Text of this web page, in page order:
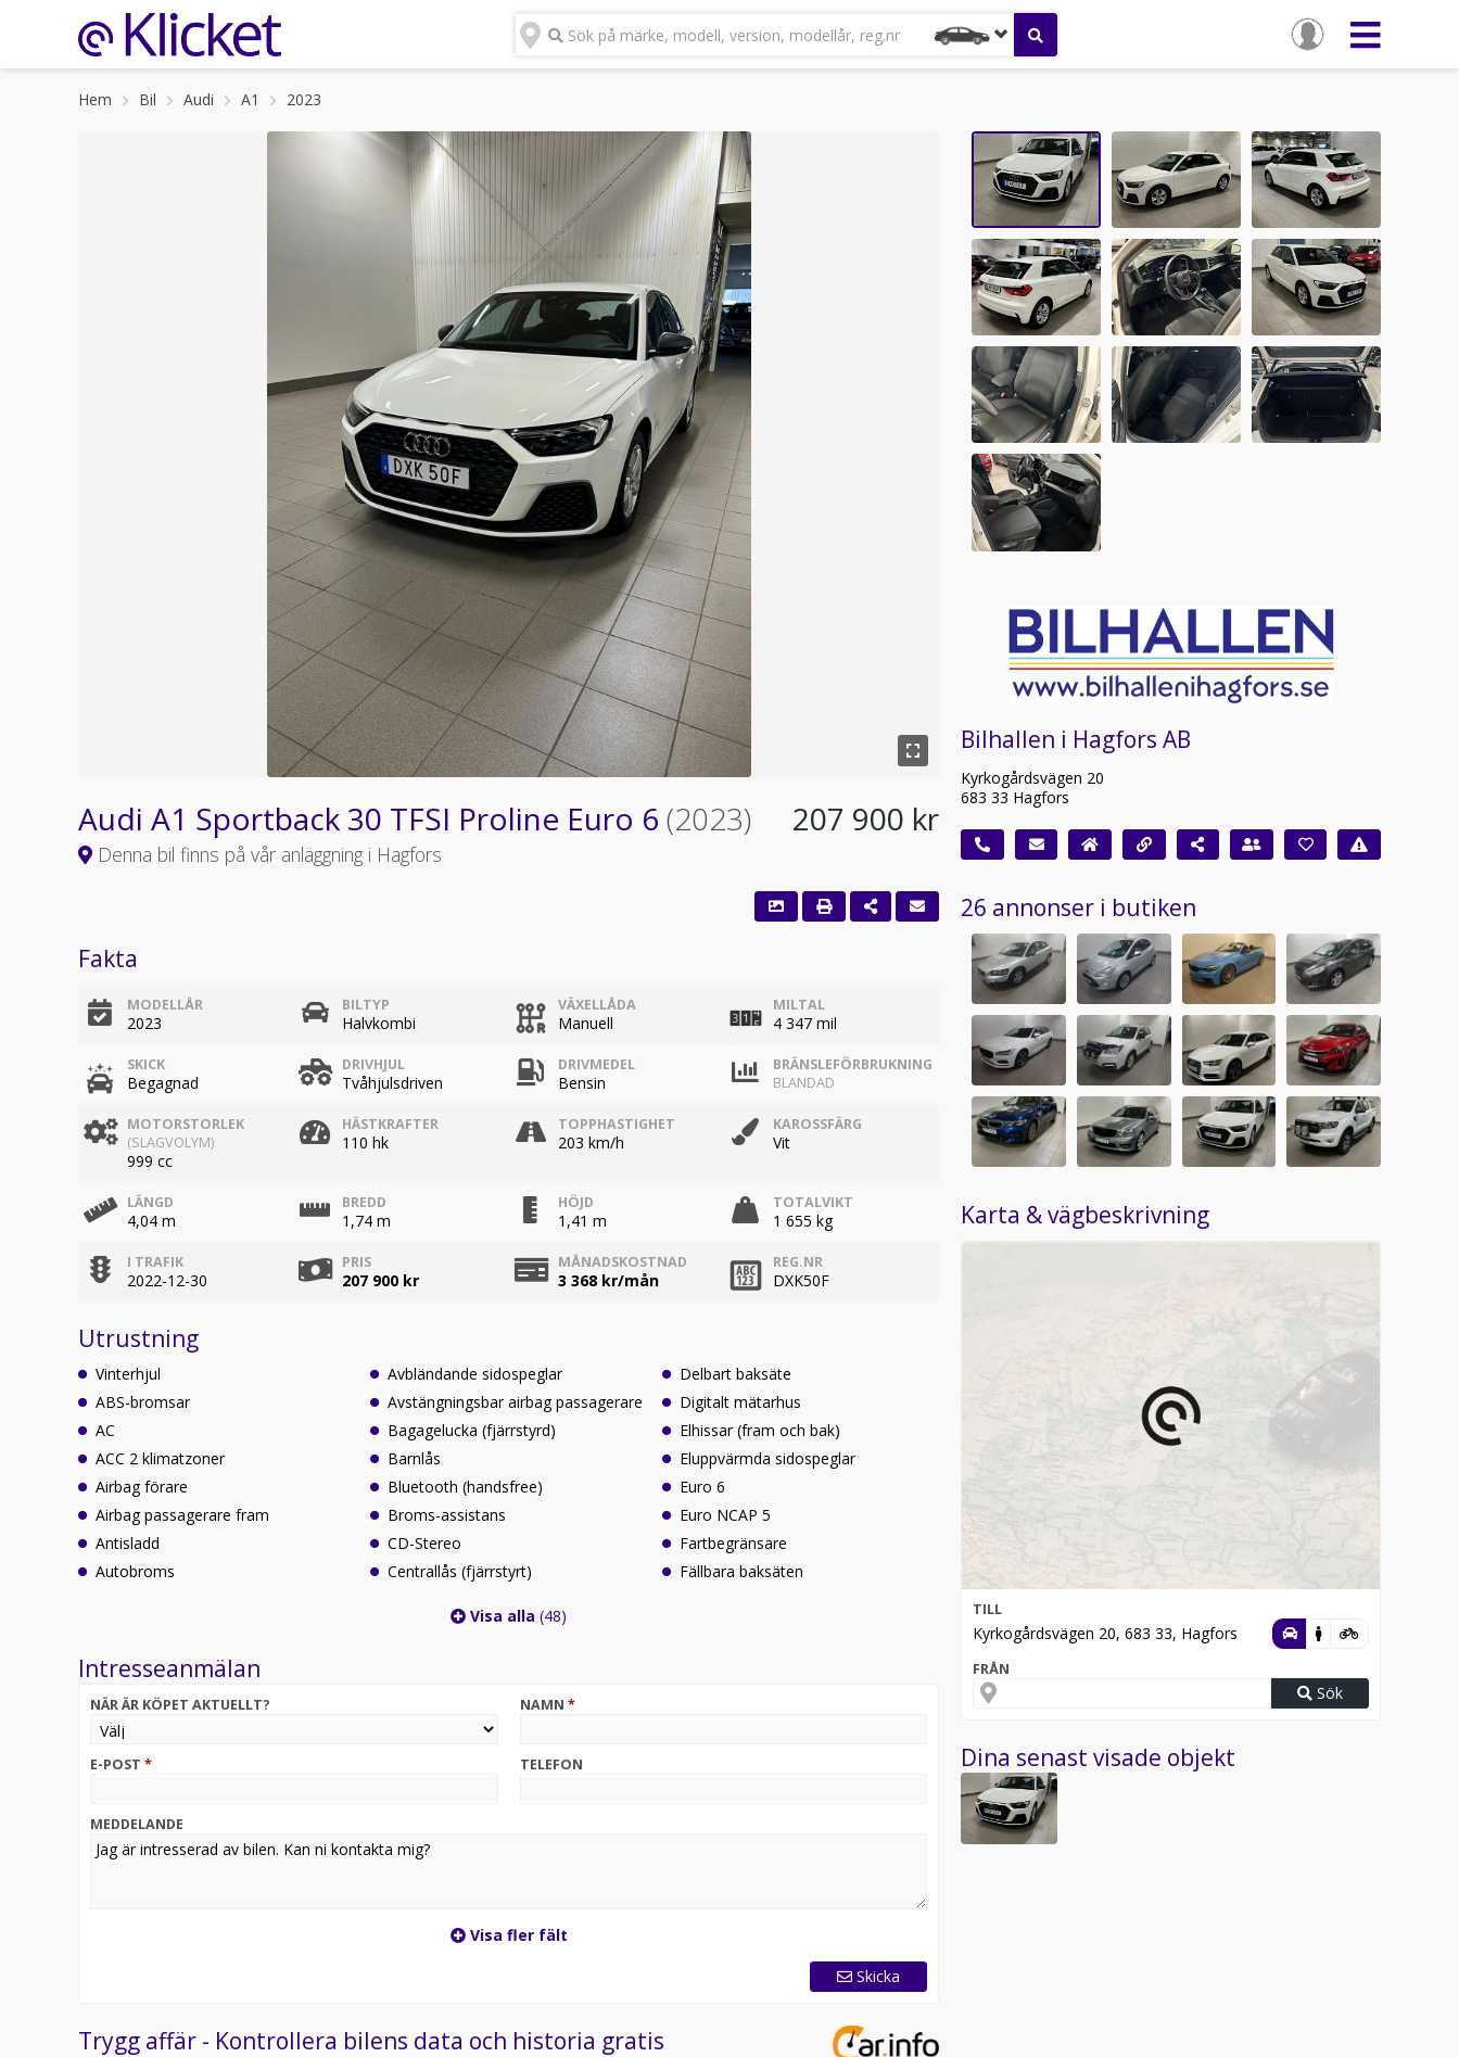
Sök på märke, modell, version, modellår, reg.nr
Hem Bil Audi A1 2023
Audi A1 Sportback 30 TFSI Proline Euro 6 (2023)
Denna bil finns på vår anläggning i Hagfors
207 900 kr
Fakta
MODELLÅR
2023
BILTYP
Halvkombi
VÄXELLÅDA
Manuell
MILTAL
4 347 mil
SKICK
Begagnad
DRIVHJUL
Tvåhjulsdriven
DRIVMEDEL
Bensin
BRÄNSLEFÖRBRUKNING
BLANDAD
MOTORSTORLEK
(SLAGVOLYM)
999 cc
HÄSTKRAFTER
110 hk
TOPPHASTIGHET
203 km/h
KAROSSFÄRG
Vit
LÄNGD
4,04 m
BREDD
1,74 m
HÖJD
1,41 m
TOTALVIKT
1 655 kg
I TRAFIK
2022-12-30
PRIS
207 900 kr
MÅNADSKOSTNAD
3 368kr/mån
REG.NR
DXK50F
Utrustning
Vinterhjul
ABS-bromsar
AC
ACC 2 klimatzoner
Airbag förare
Airbag passagerare fram
Antisladd
Autobroms
Avbländande sidospeglar
Avstängningsbar airbag passagerare
Bagagelucka (fjärrstyrd)
Barnlås
Bluetooth (handsfree)
Broms-assistans
CD-Stereo
Centrallås (fjärrstyrt)
Delbart baksäte
Digitalt mätarhus
Elhissar (fram och bak)
Eluppvärmda sidospeglar
Euro 6
Euro NCAP 5
Fartbegränsare
Fällbara baksäten
Visa alla(48)
Intresseanmälan
NÄR ÄR KÖPET AKTUELLT? NAMN *
E-POST * TELEFON
MEDDELANDE
Visa fler fält
Skicka
Trygg affär - Kontrollera bilens data och historia gratis
Bilhallen i Hagfors AB
Kyrkogårdsvägen 20
683 33 Hagfors
26 annonser i butiken
Karta & vägbeskrivning
TILL
Kyrkogårdsvägen 20, 683 33, Hagfors
FRÅN
Sök
Dina senast visade objekt